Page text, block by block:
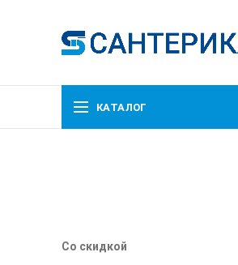
КАТАЛОГ
Со скидкой